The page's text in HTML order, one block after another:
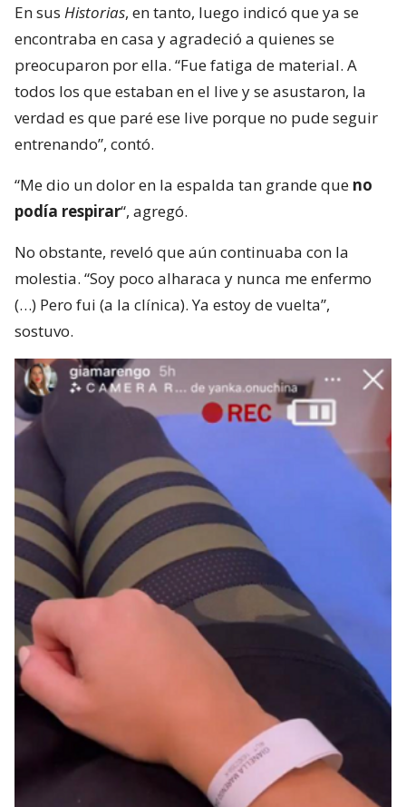
En sus Historias, en tanto, luego indicó que ya se
encontraba en casa y agradeció a quienes se
preocuparon por ella. “Fue fatiga de material. A
todos los que estaban en el live y se asustaron, la
verdad es que paré ese live porque no pude seguir
entrenando”, contó.
“Me dio un dolor en la espalda tan grande que no
podía respirar“, agregó.
No obstante, reveló que aún continuaba con la
molestia. “Soy poco alharaca y nunca me enfermo
(…) Pero fui (a la clínica). Ya estoy de vuelta”,
sostuvo.